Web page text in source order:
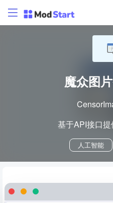
魔众图
基于API接口
人工智能